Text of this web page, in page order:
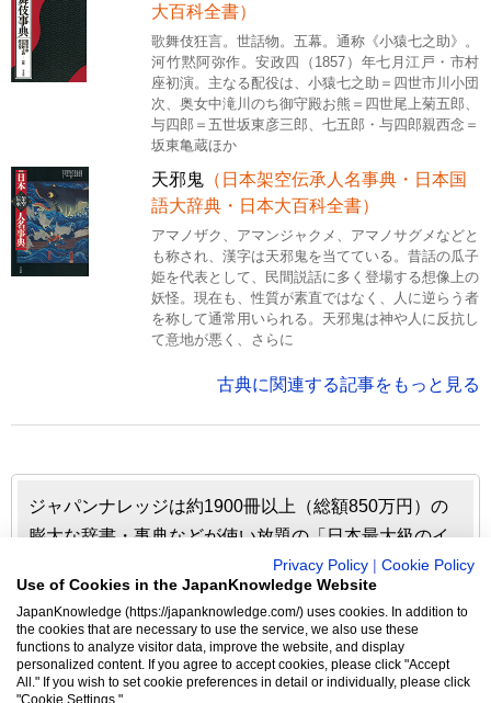
大百科全書）
歌舞伎狂言。世話物。五幕。通称《小猿七之助》。
河竹黙阿弥作。安政四（1857）年七月江戸・市村
座初演。主なる配役は、小猿七之助＝四世市川小団
次、奥女中滝川のち御守殿お熊＝四世尾上菊五郎、
与四郎＝五世坂東彦三郎、七五郎・与四郎親西念＝
坂東亀蔵ほか
天邪鬼 （日本架空伝承人名事典・日本国
語大辞典・日本大百科全書）
アマノザク、アマンジャクメ、アマノサグメなどと
も称され、漢字は天邪鬼を当てている。昔話の瓜子
姫を代表として、民間説話に多く登場する想像上の
妖怪。現在も、性質が素直ではなく、人に逆らう者
を称して通常用いられる。天邪鬼は神や人に反抗し
て意地が悪く、さらに
古典に関連する記事をもっと見る
ジャパンナレッジは約1900冊以上（総額850万円）の
膨大な辞書・事典などが使い放題の「日本最大級のイ
ンターネット辞書・事典・叢書サイト」です。日本国
内のみならず、海外の有名大学から図書館まで、多く
の機関で利用されています。
ジャパンナレッジの利用料金や収録辞事典について詳しく
Privacy Policy
Cookie Policy
Use of Cookies in the JapanKnowledge Website
JapanKnowledge (https://japanknowledge.com/) uses cookies. In addition to
the cookies that are necessary to use the service, we also use these
functions to analyze visitor data, improve the website, and display
personalized content. If you agree to accept cookies, please click "Accept
All." If you wish to set cookie preferences in detail or individually, please click
"Cookie Settings."